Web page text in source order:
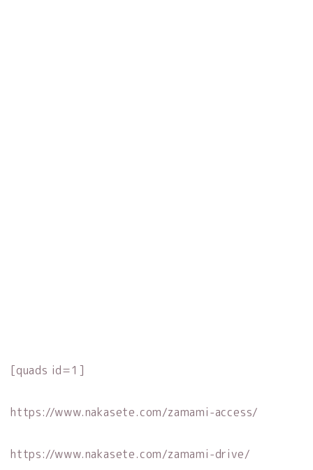
[quads id=1]
https://www.nakasete.com/zamami-access/
https://www.nakasete.com/zamami-drive/